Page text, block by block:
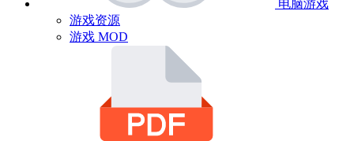
电脑游戏
游戏资源
游戏 MOD